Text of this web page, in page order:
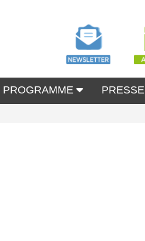
PROGRAMME PRESSE